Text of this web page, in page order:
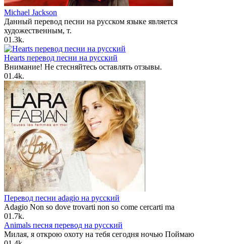
Michael Jackson
Данный перевод песни на русском языке является
художественным, т.
01.3k.
Hearts перевод песни на русский
Внимание! Не стесняйтесь оставлять отзывы.
01.4k.
Перевод песни adagio на русский
Adagio Non so dove trovarti non so come cercarti ma
01.7k.
Animals песня перевод на русский
Милая, я открою охоту на тебя сегодня ночью Поймаю